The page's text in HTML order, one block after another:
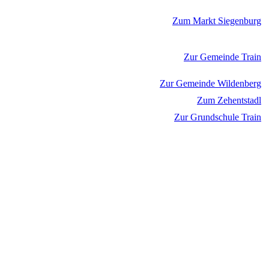
Zum Markt Siegenburg
Zur Gemeinde Train
Zur Gemeinde Wildenberg
Zum Zehentstadl
Zur Grundschule Train